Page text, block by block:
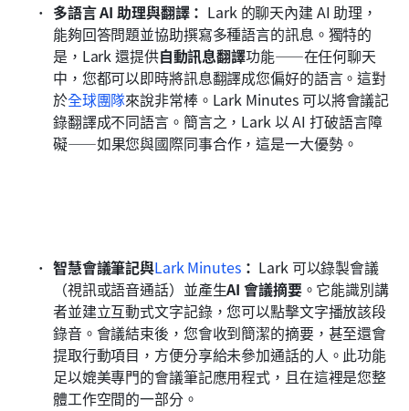
多語言 AI 助理與翻譯： Lark 的聊天內建 AI 助理，
能夠回答問題並協助撰寫多種語言的訊息。獨特的
是，Lark 還提供自動訊息翻譯功能——在任何聊天
中，您都可以即時將訊息翻譯成您偏好的語言。這對
於全球團隊來說非常棒。Lark Minutes 可以將會議記
錄翻譯成不同語言。簡言之，Lark 以 AI 打破語言障
礙——如果您與國際同事合作，這是一大優勢。
智慧會議筆記與Lark Minutes： Lark 可以錄製會議
（視訊或語音通話）並產生AI 會議摘要。它能識別講
者並建立互動式文字記錄，您可以點擊文字播放該段
錄音。會議結束後，您會收到簡潔的摘要，甚至還會
提取行動項目，方便分享給未參加通話的人。此功能
足以媲美專門的會議筆記應用程式，且在這裡是您整
體工作空間的一部分。